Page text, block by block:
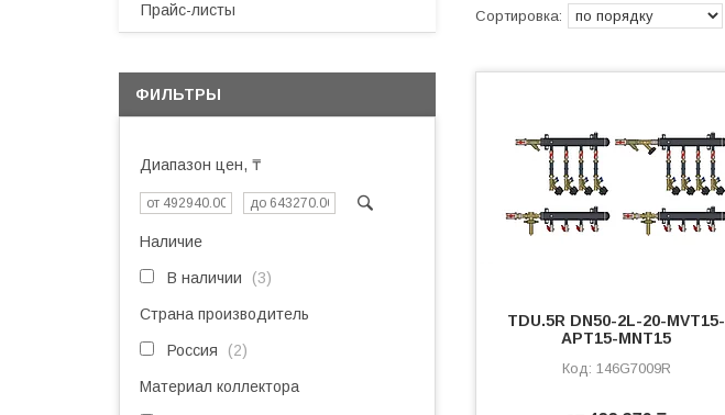
TDU.5R DN50-2L-20-MVT15-
APT15-MNT15
146G7009R
Прайс-листы
ФИЛЬТРЫ
Диапазон цен, ₸
Наличие
В наличии 3
Страна производитель
Россия 2
Материал коллектора